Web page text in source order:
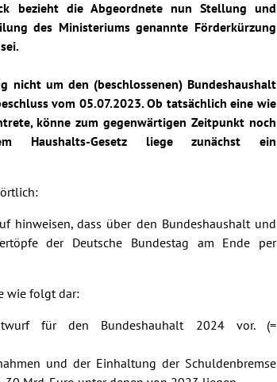
bezieht die Abgeordnete nun Stellung und
des Ministeriums genannte Förderkürzung
nicht um den (beschlossenen) Bundeshaushalt
vom 05.07.2023. Ob tatsächlich eine wie
könne zum gegenwärtigen Zeitpunkt noch
Haushalts-Gesetz liege zunächst ein
hinweisen, dass über den Bundeshaushalt und
der Deutsche Bundestag am Ende per
wie folgt dar:
für den Bundeshauhalt 2024 vor. (=
und der Einhaltung der Schuldenbremse